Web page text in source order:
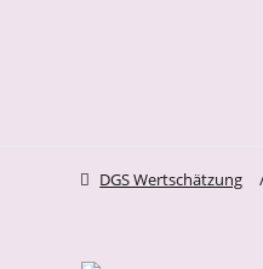
zum Inhalt springen
DGS Wertschätzung